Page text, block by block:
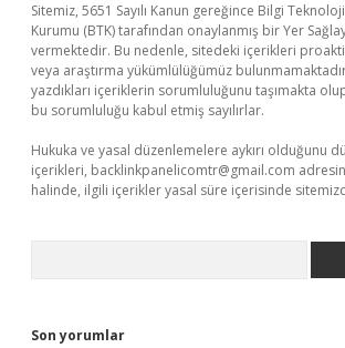
Sitemiz, 5651 Sayılı Kanun gereğince Bilgi
Kurumu (BTK) tarafından onaylanmış bir Yer
vermektedir. Bu nedenle, sitedeki içerikleri
veya araştırma yükümlülüğümüz
yazdıkları içeriklerin sorumluluğunu taşımakta
bu sorumluluğu kabul etmiş sayılırlar.
Hukuka ve yasal düzenlemelere aykırı olduğunu
içerikleri, backlinkpanelicomtr@gmail.com
halinde, ilgili içerikler yasal süre içerisinde
Son yorumlar